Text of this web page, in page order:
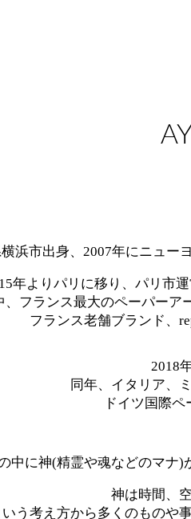
浜市出身、2007年にニュー
年よりパリに移り、パリ市
、フランス最大のペーパーア
フランス老舗ブランド、
2018
同年、イタリア、
ドイツ国際
中に神(精霊や魂などのマナ
神は時間、
いう考え方から多くのものや